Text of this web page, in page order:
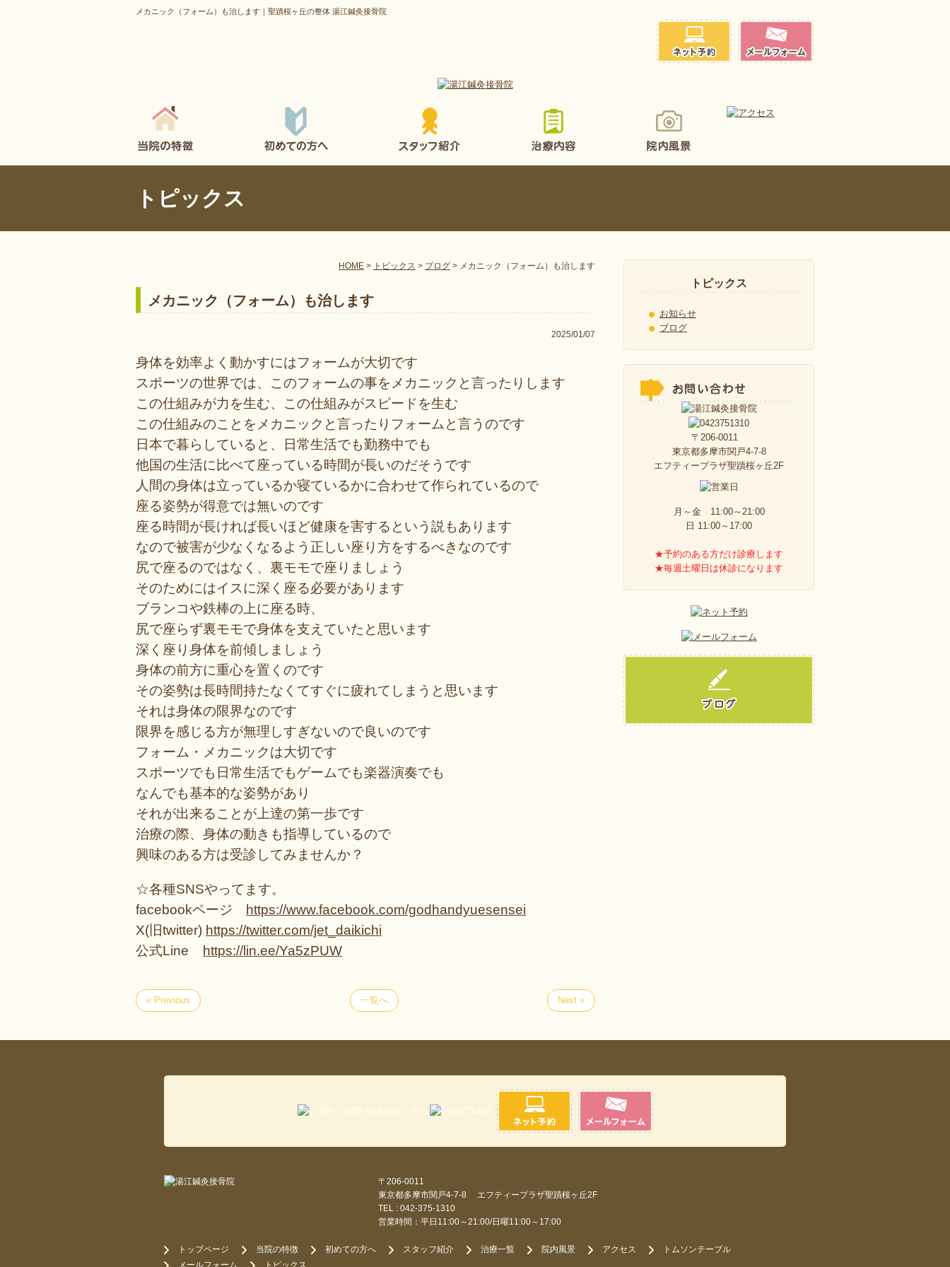
メカニック（フォーム）も治します｜聖蹟桜ヶ丘の整体 湯江鍼灸接骨院
トピックス
HOME > トピックス > ブログ > メカニック（フォーム）も治します
メカニック（フォーム）も治します
2025/01/07
身体を効率よく動かすにはフォームが大切です
スポーツの世界では、このフォームの事をメカニックと言ったりします
この仕組みが力を生む、この仕組みがスピードを生む
この仕組みのことをメカニックと言ったりフォームと言うのです
日本で暮らしていると、日常生活でも勤務中でも
他国の生活に比べて座っている時間が長いのだそうです
人間の身体は立っているか寝ているかに合わせて作られているので
座る姿勢が得意では無いのです
座る時間が長ければ長いほど健康を害するという説もあります
なので被害が少なくなるよう正しい座り方をするべきなのです
尻で座るのではなく、裏モモで座りましょう
そのためにはイスに深く座る必要があります
ブランコや鉄棒の上に座る時、
尻で座らず裏モモで身体を支えていたと思います
深く座り身体を前傾しましょう
身体の前方に重心を置くのです
その姿勢は長時間持たなくてすぐに疲れてしまうと思います
それは身体の限界なのです
限界を感じる方が無理しすぎないので良いのです
フォーム・メカニックは大切です
スポーツでも日常生活でもゲームでも楽器演奏でも
なんでも基本的な姿勢があり
それが出来ることが上達の第一歩です
治療の際、身体の動きも指導しているので
興味のある方は受診してみませんか？
☆各種SNSやってます。
facebookページ https://www.facebook.com/godhandyuesensei
X(旧twitter) https://twitter.com/jet_daikichi
公式Line https://lin.ee/Ya5zPUW
« Previous 一覧へ Next »
トピックス
お知らせ
ブログ
〒206-0011
東京都多摩市関戸4-7-8
エフティープラザ聖蹟桜ヶ丘2F
月～金 11:00～21:00
日 11:00～17:00
★予約のある方だけ診療します
★毎週土曜日は休診になります
〒206-0011
東京都多摩市関戸4-7-8 エフティープラザ聖蹟桜ヶ丘2F
TEL : 042-375-1310
営業時間：平日11:00～21:00/日曜11:00～17:00
トップページ 当院の特徴 初めての方へ スタッフ紹介 治療一覧 院内風景 アクセス
トムソンテーブル
メールフォーム
トピックス